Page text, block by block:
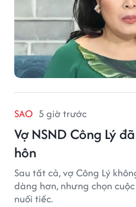
SAO 5 giờ trước
Vợ NSND Công Lý
hôn
Sau tất cả, vợ Công Lý
dàng hơn, nhưng chọn
nuối tiếc.